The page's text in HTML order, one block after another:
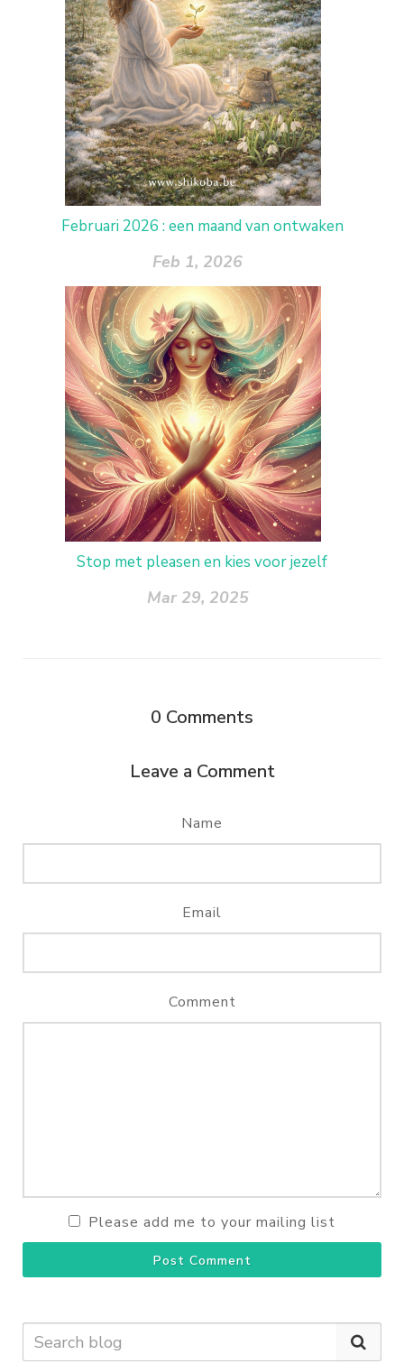
Februari 2026 : een maand van ontwaken
Feb 1, 2026
Stop met pleasen en kies voor jezelf
Mar 29, 2025
0 Comments
Leave a Comment
Name
Email
Comment
Please add me to your mailing list
Post Comment